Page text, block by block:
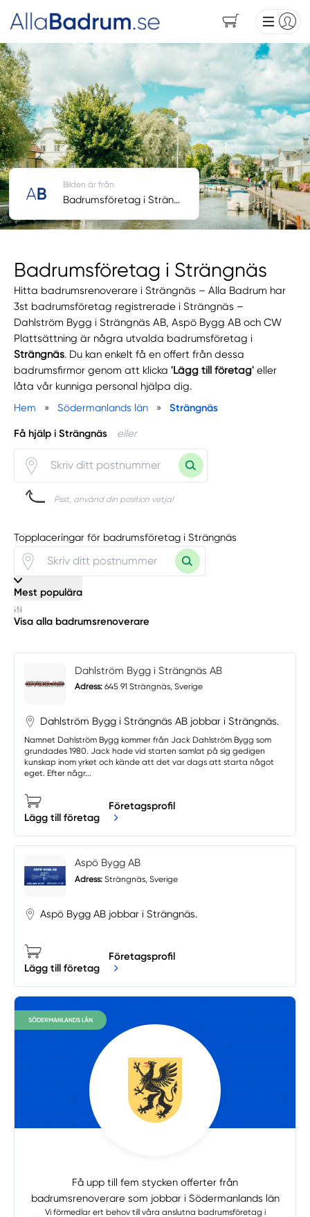
Badrumsföretag i Strängnäs
Hitta badrumsrenoverare i Strängnäs – Alla Badrum har
3st badrumsföretag registrerade i Strängnäs –
Dahlström Bygg i Strängnäs AB, Aspö Bygg AB och CW
Plattsättning är några utvalda badrumsföretag i
Strängnäs. Du kan enkelt få en offert från dessa
badrumsfirmor genom att klicka'Lägg till företag' eller
låta vår kunniga personal hjälpa dig.
Hem
» Södermanlands län » Strängnäs
Få hjälp i Strängnäs eller
Psst, använd din position vetja!
Bilden är från
Badrumsföretag i Strängnäs
Topplaceringar för badrumsföretag i Strängnäs
Mest populära
Visa alla badrumsrenoverare
Dahlström Bygg i Strängnäs AB
Adress: 645 91 Strängnäs, Sverige
Dahlström Bygg i Strängnäs AB jobbar i Strängnäs.
Namnet Dahlström Bygg kommer från Jack Dahlström Bygg som
grundades 1980. Jack hade vid starten samlat på sig gedigen
kunskap inom yrket och kände att det var dags att starta något
eget. Efter någr...
Lägg till företag
Företagsprofil
Aspö Bygg AB
Adress: Strängnäs, Sverige
Aspö Bygg AB jobbar i Strängnäs.
Lägg till företag
Företagsprofil
SÖDERMANLANDS LÄN
Få upp till fem stycken offerter från
badrumsrenoverare som jobbar i Södermanlands län
Vi förmedlar ert behov till våra anslutna badrumsföretag i